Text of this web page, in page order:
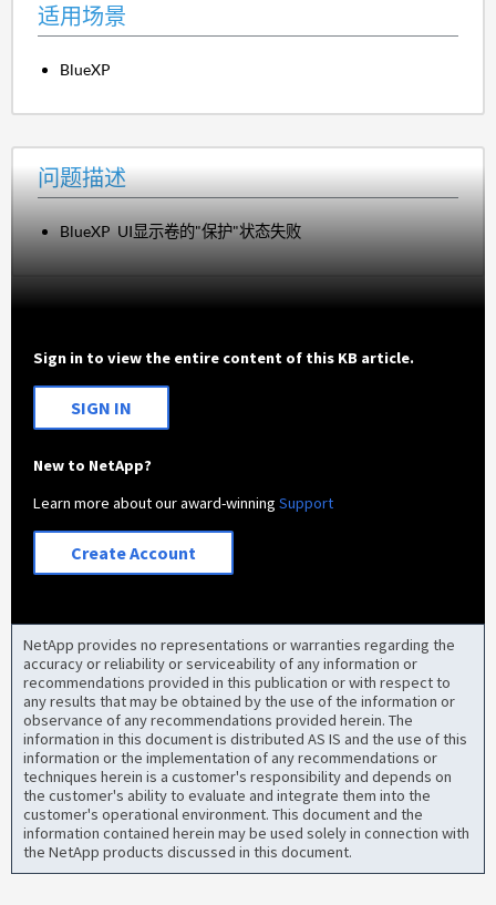
适用场景
BlueXP
问题描述
BlueXP UI显示卷的"保护"状态失败
Sign in to view the entire content of this KB article.
SIGN IN
New to NetApp?
Learn more about our award-winningSupport
Create Account
NetApp provides no representations or warranties regarding the
accuracy or reliability or serviceability of any information or
recommendations provided in this publication or with respect to
any results that may be obtained by the use of the information or
observance of any recommendations provided herein. The
information in this document is distributed AS IS and the use of this
information or the implementation of any recommendations or
techniques herein is a customer's responsibility and depends on
the customer's ability to evaluate and integrate them into the
customer's operational environment. This document and the
information contained herein may be used solely in connection with
the NetApp products discussed in this document.